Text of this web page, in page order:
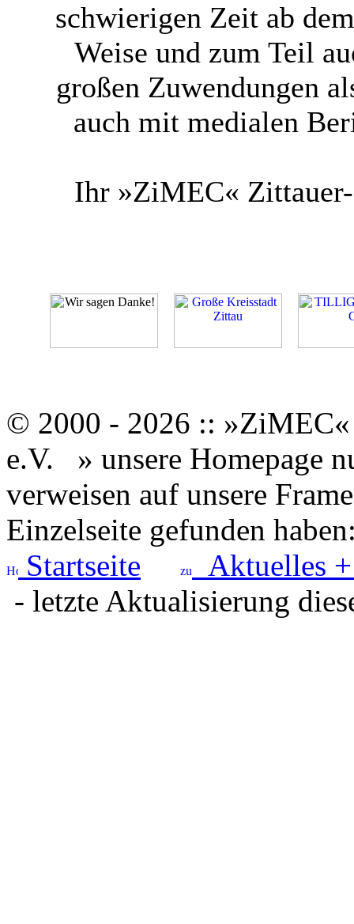
schwierigen Zeit ab
Weise und zum Teil
großen Zuwendungen
auch mit medialen
Ihr »ZiMEC«
© 2000 - 2026 ::
e.V.
» unsere Homepage
verweisen auf unsere
Einzelseite gefunden
Startseite
Aktuelles
- letzte Aktualisierung